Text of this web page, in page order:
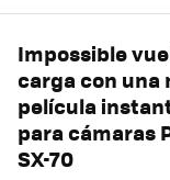
Impossible
carga con una
película
para cámaras
SX-70